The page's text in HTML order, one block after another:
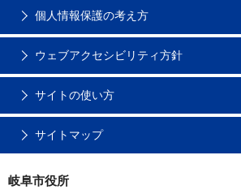
個人情報保護の考え方
ウェブアクセシビリティ方針
サイトの使い方
サイトマップ
岐阜市役所